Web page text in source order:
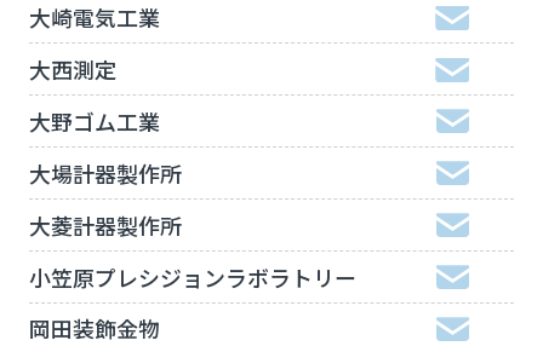
大崎電気工業
大西測定
大野ゴム工業
大場計器製作所
大菱計器製作所
小笠原プレシジョンラボラトリー
岡田装飾金物